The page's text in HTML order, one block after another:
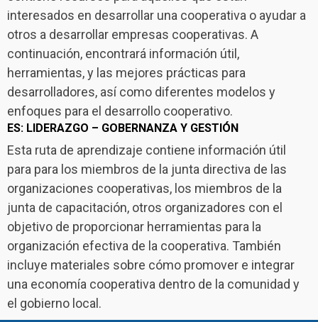
interesados ​​en desarrollar una cooperativa o ayudar a
otros a desarrollar empresas cooperativas. A
continuación, encontrará información útil,
herramientas, y las mejores prácticas para
desarrolladores, así como diferentes modelos y
enfoques para el desarrollo cooperativo.
ES: LIDERAZGO – GOBERNANZA Y GESTIÓN
Esta ruta de aprendizaje contiene información útil
para para los miembros de la junta directiva de las
organizaciones cooperativas, los miembros de la
junta de capacitación, otros organizadores con el
objetivo de proporcionar herramientas para la
organización efectiva de la cooperativa. También
incluye materiales sobre cómo promover e integrar
una economía cooperativa dentro de la comunidad y
el gobierno local.